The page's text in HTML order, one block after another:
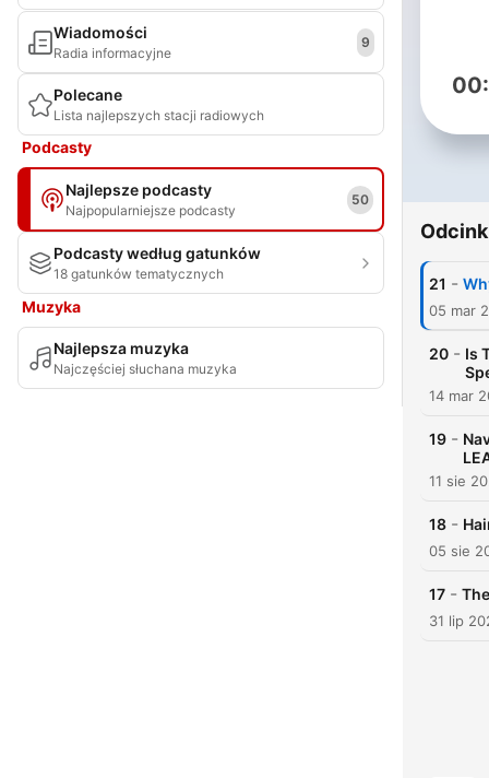
Wiadomości
Radia informacyjne
9
Polecane
Lista najlepszych stacji radiowych
Podcasty
Najlepsze podcasty
Najpopularniejsze podcasty
50
Podcasty według gatunków
18 gatunków tematycznych
Muzyka
Najlepsza muzyka
Najczęściej słuchana muzyka
21 -
05 mar
20 - Is
14 mar
19 -
11 sie
18 -
05 sie
17 -
31 lip